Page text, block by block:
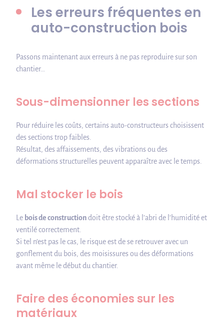
Les erreurs fréquentes en
auto-construction bois
Passons maintenant aux erreurs à ne pas reproduire sur son
chantier…
Sous-dimensionner les sections
Pour réduire les coûts, certains auto-constructeurs choisissent
des sections trop faibles.
Résultat, des affaissements, des vibrations ou des
déformations structurelles peuvent apparaître avec le temps.
Mal stocker le bois
Le bois de constructiondoit être stocké à l’abri de l’humidité et
ventilé correctement.
Si tel n’est pas le cas, le risque est de se retrouver avec un
gonflement du bois, des moisissures ou des déformations
avant même le début du chantier.
Faire des économies sur les
matériaux